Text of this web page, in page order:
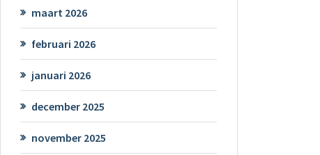
maart 2026
februari 2026
januari 2026
december 2025
november 2025